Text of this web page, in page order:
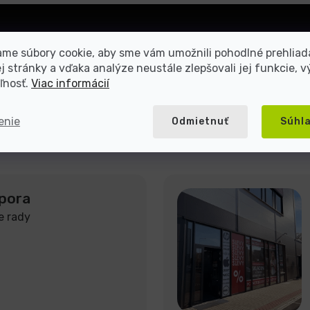
súbory cookie, aby sme vám umožnili pohodlné
stránky a vďaka analýze neustále zlepšovali jej funkcie,
Viac informácií
Odmietnuť
ochrany osobných
Prihlásiť
sa
rady